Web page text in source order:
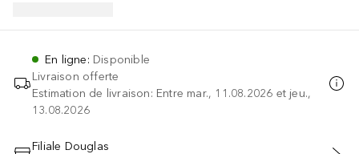
En ligne: Disponible
Livraison offerte
Estimation de livraison: Entre mar., 11.08.2026 et jeu.,
13.08.2026
Filiale Douglas